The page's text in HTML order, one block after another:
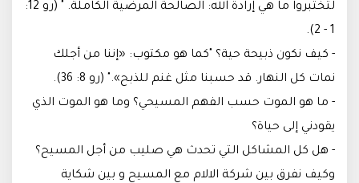
لتختبروا ما هي إرادة الله: الصالحة المرضية الكاملة. " (رو 12:
1 - 2).
- كيف نكون ذبيحة حية؟ "كما هو مكتوب: «إننا من أجلك
نمات كل النهار. قد حسبنا مثل غنم للذبح»." (رو 8: 36).
- ما هو الموت حسب الفهم المسيحي؟ وما هو الموت الذي
يقودني إلى حياة؟
- هل كل المشاكل التي تحدث هي صليب من أجل المسيح؟
وكيف نفرق بين شركة الالام مع المسيح و بين شكاية